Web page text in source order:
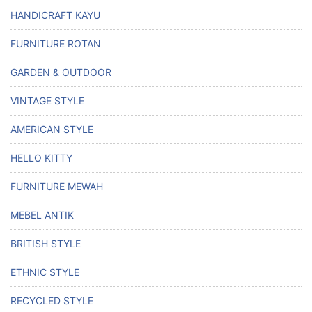
HANDICRAFT KAYU
FURNITURE ROTAN
GARDEN & OUTDOOR
VINTAGE STYLE
AMERICAN STYLE
HELLO KITTY
FURNITURE MEWAH
MEBEL ANTIK
BRITISH STYLE
ETHNIC STYLE
RECYCLED STYLE